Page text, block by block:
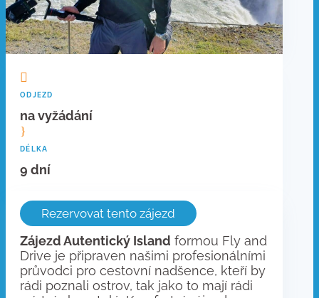

ODJEZD
na vyžádání
}
DÉLKA
9 dní
Rezervovat tento zájezd
Zájezd Autentický Island formou Fly and
Drive je připraven našimi profesionálními
průvodci pro cestovní nadšence, kteří by
rádi poznali ostrov, tak jako to mají rádi